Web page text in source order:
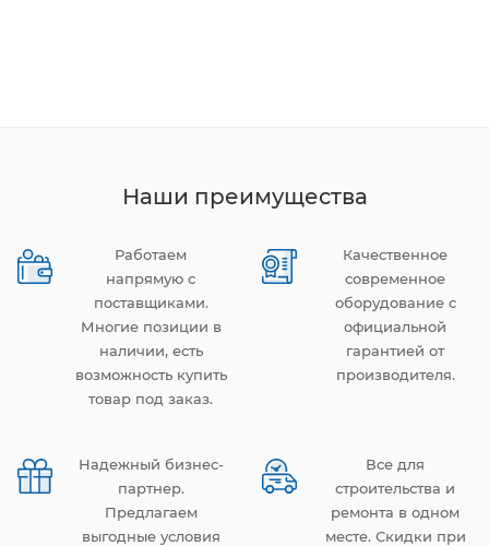
Наши преимущества
Работаем
напрямую с
поставщиками.
Многие позиции в
наличии, есть
возможность купить
товар под заказ.
Качественное
современное
оборудование с
официальной
гарантией от
производителя.
Надежный бизнес-
партнер.
Предлагаем
выгодные условия
Все для
строительства и
ремонта в одном
месте. Скидки при